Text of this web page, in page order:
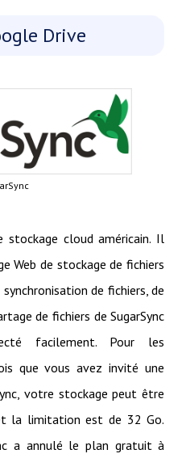
Drive
cloud américain. Il
Web de stockage de fichiers
de fichiers, de
de fichiers de SugarSync
facilement. Pour les
que vous avez invité une
votre stockage peut être
la limitation est de 32 Go.
a annulé le plan gratuit à